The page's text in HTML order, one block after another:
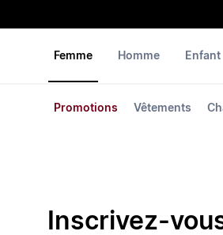
Femme
Promotions Vêtements
Homme Enfant
Inscrivez-